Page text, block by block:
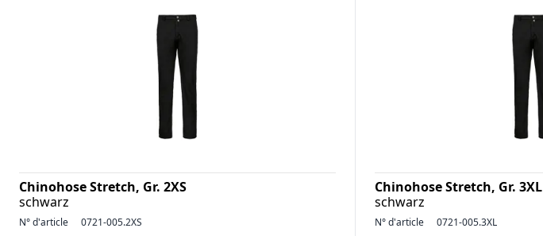
Chinohose Stretch, Gr. 2XS
schwarz
N° d'article 0721-005.2XS
Chinohose Stretch, Gr. 3XL
schwarz
N° d'article 0721-005.3XL